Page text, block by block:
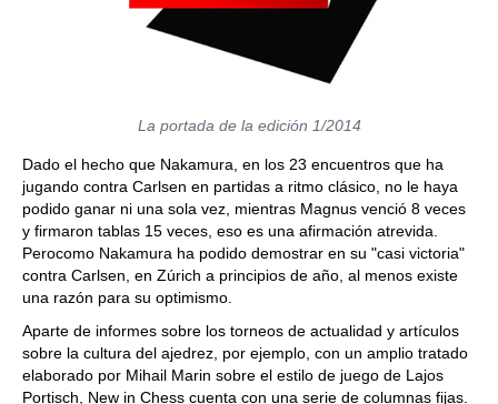
La portada de la edición 1/2014
Dado el hecho que Nakamura, en los 23 encuentros que ha
jugando contra Carlsen en partidas a ritmo clásico, no le haya
podido ganar ni una sola vez, mientras Magnus venció 8 veces
y firmaron tablas 15 veces, eso es una afirmación atrevida.
Perocomo Nakamura ha podido demostrar en su "casi victoria"
contra Carlsen, en Zúrich a principios de año, al menos existe
una razón para su optimismo.
Aparte de informes sobre los torneos de actualidad y artículos
sobre la cultura del ajedrez, por ejemplo, con un amplio tratado
elaborado por Mihail Marin sobre el estilo de juego de Lajos
Portisch, New in Chess cuenta con una serie de columnas fijas.